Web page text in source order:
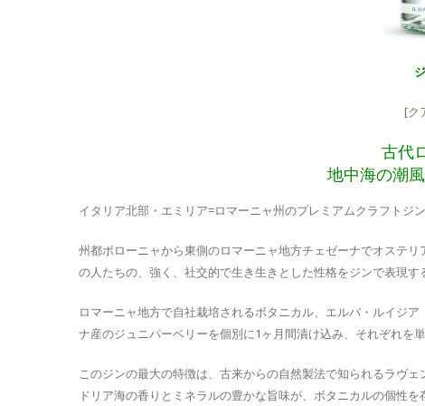
[ク
古代
地中海の潮
イタリア北部・エミリア=ロマーニャ州のプレミアムクラフトジン
州都ボローニャから東側のロマーニャ地方チェゼーナでオステ
の人たちの、強く、社交的で生き生きとした性格をジンで表現す
ロマーニャ地方で自社栽培されるボタニカル、エルバ・ルイジ
ナ産のジュニパーベリーを個別に1ヶ月間漬け込み、それぞれを
このジンの最大の特徴は、古来からの自然製法で知られるラヴ
ドリア海の香りとミネラルの豊かな旨味が、ボタニカルの個性を